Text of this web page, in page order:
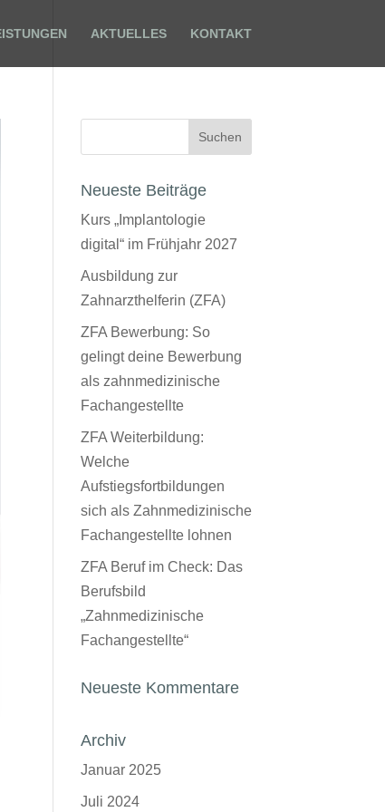
AKTUELLES KONTAKT
Neueste Beiträge
Kurs „Implantologie
digital“ im Frühjahr 2027
Ausbildung zur
Zahnarzthelferin (ZFA)
ZFA Bewerbung: So
gelingt deine Bewerbung
als zahnmedizinische
Fachangestellte
ZFA Weiterbildung:
Welche
Aufstiegsfortbildungen
sich als Zahnmedizinische
Fachangestellte lohnen
ZFA Beruf im Check: Das
Berufsbild
„Zahnmedizinische
Fachangestellte“
Neueste Kommentare
Archiv
Januar 2025
Juli 2024